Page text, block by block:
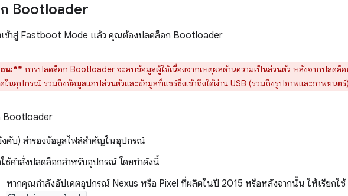
Bootloader
ข้าสู่ Fastboot Mode แล้ว คุณต้องปลดล็อก Bootloader
น:** การปลดล็อก Bootloader จะลบข้อมูลผู้ใช้เนื่องจากเหตุผลด้านความเป็นส่วนตัว หลังจากปลดล็
นอุปกรณ์ รวมถึงข้อมูลแอปส่วนตัวและข้อมูลที่แชร์ซึ่งเข้าถึงได้ผ่าน USB (รวมถึงรูปภาพและภาพยนตร์)
Bootloader
งคับ) สำรองข้อมูลไฟล์สำคัญในอุปกรณ์
ใช้คำสั่งปลดล็อกสำหรับอุปกรณ์ โดยทำดังนี้
หากคุณกำลังอัปเดตอุปกรณ์ Nexus หรือ Pixel ที่ผลิตในปี 2015 หรือหลังจากนั้น ให้เรียกใช้